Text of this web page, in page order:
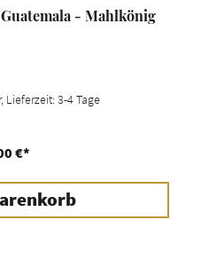
- Mahlkönig
Lieferzeit: 3-4 Tage
€*